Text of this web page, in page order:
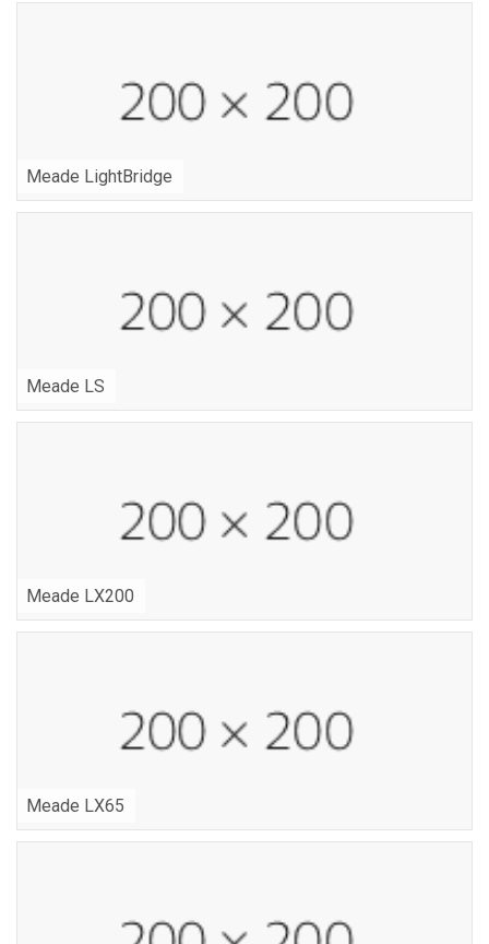
Meade LightBridge
Meade LS
Meade LX200
Meade LX65